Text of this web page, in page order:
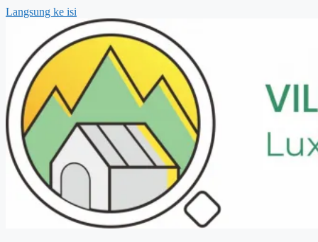
Langsung ke isi